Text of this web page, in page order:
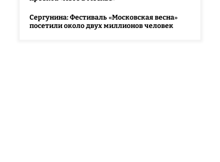
Сергунина: Фестиваль «Московская весна»
посетили около двух миллионов человек